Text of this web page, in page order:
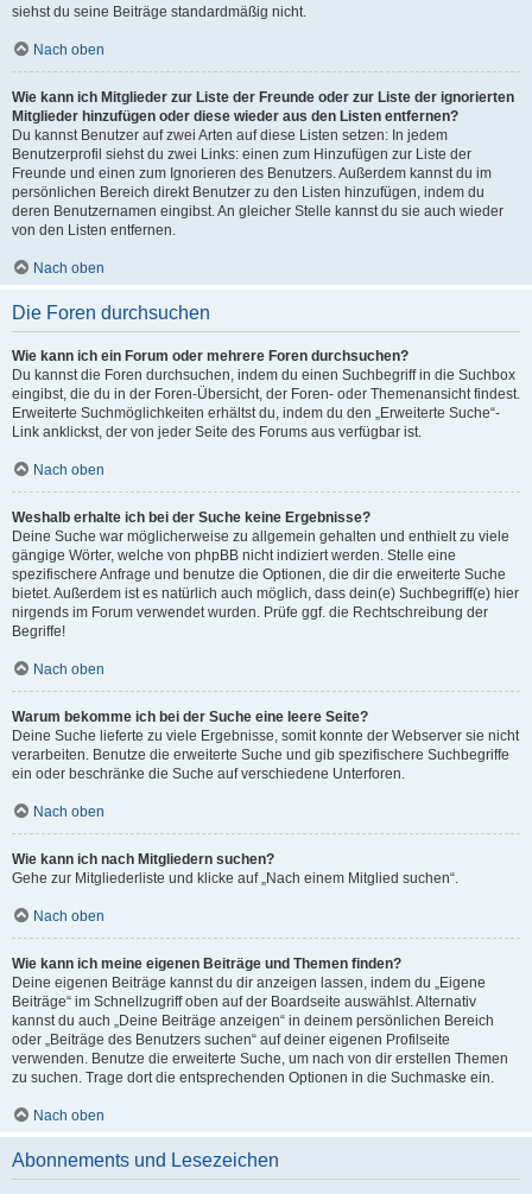
siehst du seine Beiträge standardmäßig nicht.
Nach oben
Wie kann ich Mitglieder zur Liste der Freunde oder zur Liste der ignorierten
Mitglieder hinzufügen oder diese wieder aus den Listen entfernen?
Du kannst Benutzer auf zwei Arten auf diese Listen setzen: In jedem
Benutzerprofil siehst du zwei Links: einen zum Hinzufügen zur Liste der
Freunde und einen zum Ignorieren des Benutzers. Außerdem kannst du im
persönlichen Bereich direkt Benutzer zu den Listen hinzufügen, indem du
deren Benutzernamen eingibst. An gleicher Stelle kannst du sie auch wieder
von den Listen entfernen.
Nach oben
Die Foren durchsuchen
Wie kann ich ein Forum oder mehrere Foren durchsuchen?
Du kannst die Foren durchsuchen, indem du einen Suchbegriff in die Suchbox
eingibst, die du in der Foren-Übersicht, der Foren- oder Themenansicht findest.
Erweiterte Suchmöglichkeiten erhältst du, indem du den „Erweiterte Suche“-
Link anklickst, der von jeder Seite des Forums aus verfügbar ist.
Nach oben
Weshalb erhalte ich bei der Suche keine Ergebnisse?
Deine Suche war möglicherweise zu allgemein gehalten und enthielt zu viele
gängige Wörter, welche von phpBB nicht indiziert werden. Stelle eine
spezifischere Anfrage und benutze die Optionen, die dir die erweiterte Suche
bietet. Außerdem ist es natürlich auch möglich, dass dein(e) Suchbegriff(e) hier
nirgends im Forum verwendet wurden. Prüfe ggf. die Rechtschreibung der
Begriffe!
Nach oben
Warum bekomme ich bei der Suche eine leere Seite?
Deine Suche lieferte zu viele Ergebnisse, somit konnte der Webserver sie nicht
verarbeiten. Benutze die erweiterte Suche und gib spezifischere Suchbegriffe
ein oder beschränke die Suche auf verschiedene Unterforen.
Nach oben
Wie kann ich nach Mitgliedern suchen?
Gehe zur Mitgliederliste und klicke auf „Nach einem Mitglied suchen“.
Nach oben
Wie kann ich meine eigenen Beiträge und Themen finden?
Deine eigenen Beiträge kannst du dir anzeigen lassen, indem du „Eigene
Beiträge“ im Schnellzugriff oben auf der Boardseite auswählst. Alternativ
kannst du auch „Deine Beiträge anzeigen“ in deinem persönlichen Bereich
oder „Beiträge des Benutzers suchen“ auf deiner eigenen Profilseite
verwenden. Benutze die erweiterte Suche, um nach von dir erstellen Themen
zu suchen. Trage dort die entsprechenden Optionen in die Suchmaske ein.
Nach oben
Abonnements und Lesezeichen